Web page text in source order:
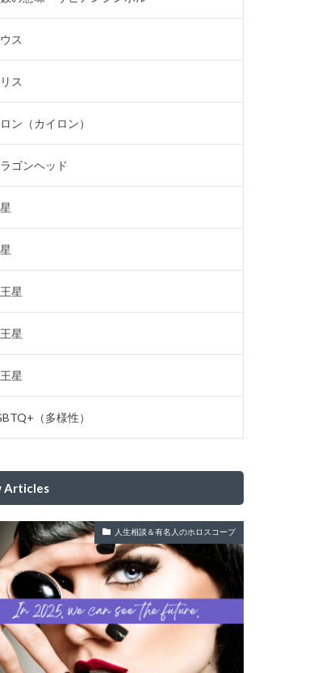
ス
ス
ン（カイロン）
ラゴンヘッド
星
星
星
（多様性）
Articles
人生相談＆有名人のホロスコープ